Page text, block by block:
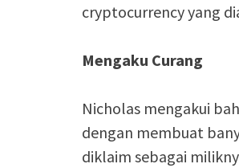
cryptocurrency yang
Mengaku Curang
Nicholas mengakui
dengan membuat
diklaim sebagai